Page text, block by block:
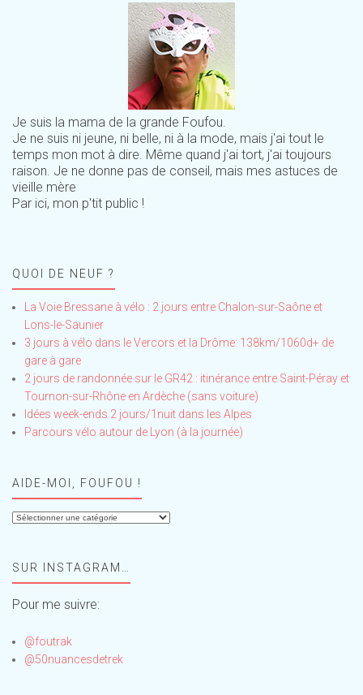
Je suis la mama de la grande Foufou.
Je ne suis ni jeune, ni belle, ni à la mode, mais j'ai tout le
temps mon mot à dire. Même quand j'ai tort, j'ai toujours
raison. Je ne donne pas de conseil, mais mes astuces de
vieille mère
Par ici, mon p'tit public !
QUOI DE NEUF ?
La Voie Bressane à vélo : 2 jours entre Chalon-sur-Saône et
Lons-le-Saunier
3 jours à vélo dans le Vercors et la Drôme: 138km/1060d+ de
gare à gare
2 jours de randonnée sur le GR42 : itinérance entre Saint-Péray et
Tournon-sur-Rhône en Ardèche (sans voiture)
Idées week-ends 2 jours/1nuit dans les Alpes
Parcours vélo autour de Lyon (à la journée)
AIDE-MOI, FOUFOU !
Aide-
!SUR INSTAGRAM…
Pour me suivre:
@foutrak
@50nuancesdetrek